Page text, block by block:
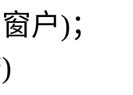
户)；